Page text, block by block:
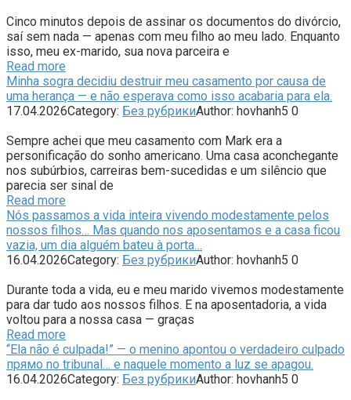
Cinco minutos depois de assinar os documentos do divórcio,
saí sem nada — apenas com meu filho ao meu lado. Enquanto
isso, meu ex-marido, sua nova parceira e
Read more
Minha sogra decidiu destruir meu casamento por causa de
uma herança — e não esperava como isso acabaria para ela.
17.04.2026Category: Без рубрикиAuthor: hovhanh5 0
Sempre achei que meu casamento com Mark era a
personificação do sonho americano. Uma casa aconchegante
nos subúrbios, carreiras bem-sucedidas e um silêncio que
parecia ser sinal de
Read more
Nós passamos a vida inteira vivendo modestamente pelos
nossos filhos… Mas quando nos aposentamos e a casa ficou
vazia, um dia alguém bateu à porta…
16.04.2026Category: Без рубрикиAuthor: hovhanh5 0
Durante toda a vida, eu e meu marido vivemos modestamente
para dar tudo aos nossos filhos. E na aposentadoria, a vida
voltou para a nossa casa — graças
Read more
“Ela não é culpada!” — o menino apontou o verdadeiro culpado
прямо no tribunal… e naquele momento a luz se apagou.
16.04.2026Category: Без рубрикиAuthor: hovhanh5 0